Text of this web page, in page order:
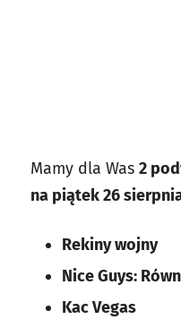
Mamy dla Was 2
na piątek 26
Rekiny wojny
Nice Guys:
Kac Vegas